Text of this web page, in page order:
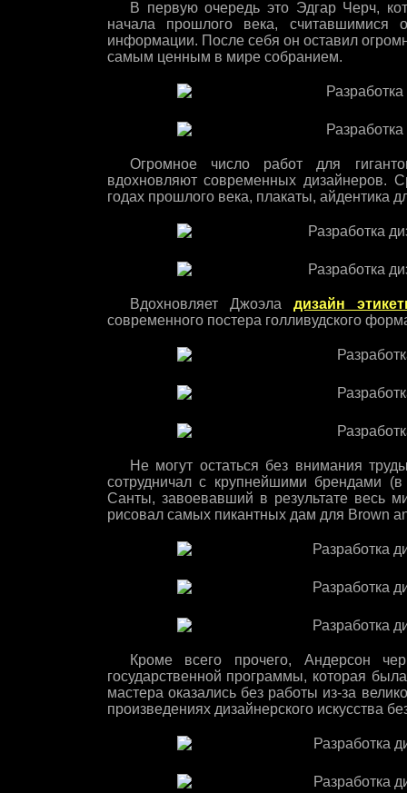
В первую очередь это Эдгар Черч,
начала прошлого века,
информации. После себя он оставил
самым ценным в мире собранием.
Огромное число работ для
вдохновляют современных
годах прошлого века, плакаты, айдентика
Вдохновляет Джоэладизайн
современного постера голливудского
Не могут остаться без внимания
сотрудничал с крупнейшими брендами
Санты, завоевавший в результате весь
рисовал самых пикантных дам для Brown
Кроме всего прочего, Андерсон
государственной программы, которая
мастера оказались без работы из-за
произведениях дизайнерского искусства